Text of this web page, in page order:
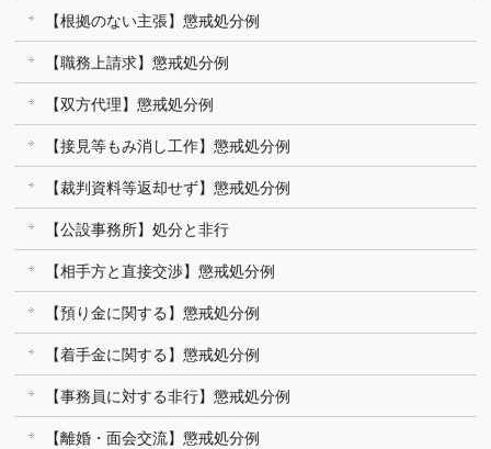
【根拠のない主張】懲戒処分例
【職務上請求】懲戒処分例
【双方代理】懲戒処分例
【接見等もみ消し工作】懲戒処分例
【裁判資料等返却せず】懲戒処分例
【公設事務所】処分と非行
【相手方と直接交渉】懲戒処分例
【預り金に関する】懲戒処分例
【着手金に関する】懲戒処分例
【事務員に対する非行】懲戒処分例
【離婚・面会交流】懲戒処分例